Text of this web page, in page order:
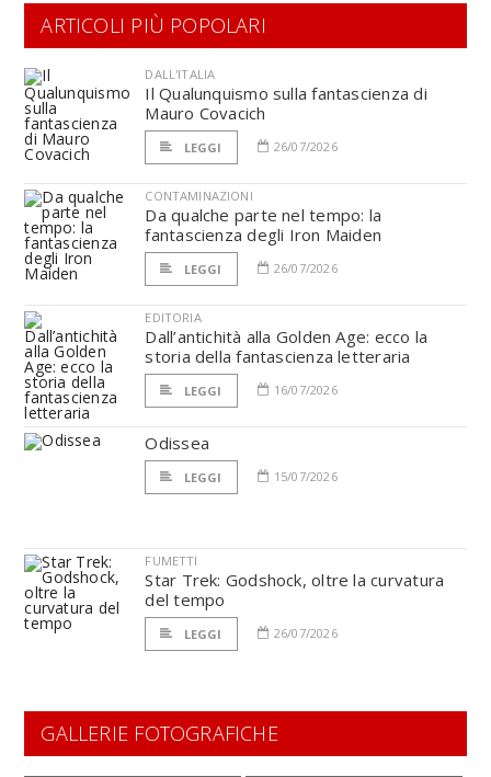
ARTICOLI PIÙ POPOLARI
DALL'ITALIA
Il Qualunquismo sulla fantascienza di
Mauro Covacich
LEGGI 26/07/2026
CONTAMINAZIONI
Da qualche parte nel tempo: la
fantascienza degli Iron Maiden
LEGGI 26/07/2026
EDITORIA
Dall’antichità alla Golden Age: ecco la
storia della fantascienza letteraria
LEGGI 16/07/2026
Odissea
LEGGI 15/07/2026
FUMETTI
Star Trek: Godshock, oltre la curvatura
del tempo
LEGGI 26/07/2026
GALLERIE FOTOGRAFICHE